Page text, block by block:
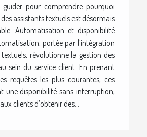
guider pour comprendre pourquoi
des assistants textuels est désormais
Automatisation et disponibilité
portée par l’intégration
textuels, révolutionne la gestion des
sein du service client. En prenant
requêtes les plus courantes, ces
une disponibilité sans interruption,
clients d’obtenir des...